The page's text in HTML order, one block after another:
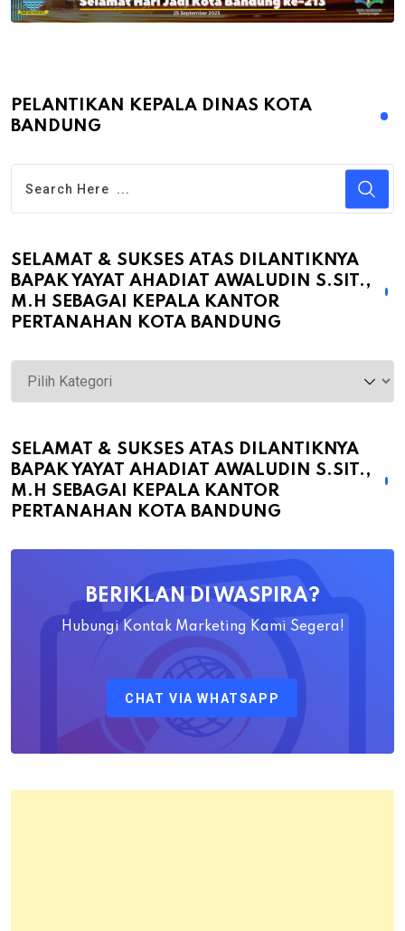
PELANTIKAN KEPALA DINAS KOTA
BANDUNG
SELAMAT & SUKSES ATAS DILANTIKNYA
BAPAK YAYAT AHADIAT AWALUDIN S.SIT.,
M.H SEBAGAI KEPALA KANTOR
PERTANAHAN KOTA BANDUNG
Selamat
&
atas
Dilantiknya
Bapak
Ahadiat
Pertanahan
Kota
SELAMAT & SUKSES ATAS DILANTIKNYA
BAPAK YAYAT AHADIAT AWALUDIN S.SIT.,
M.H SEBAGAI KEPALA KANTOR
PERTANAHAN KOTA BANDUNG
BERIKLAN DI WASPIRA?
Hubungi Kontak Marketing Kami Segera!
CHAT VIA WHATSAPP